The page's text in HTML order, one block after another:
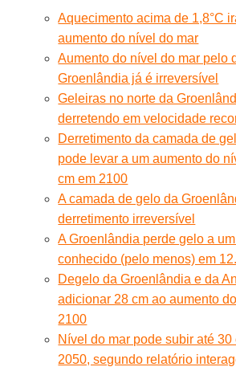
Aquecimento acima de 1,8°C
aumento do nível do mar
Aumento do nível do mar pelo
Groenlândia já é irreversível
Geleiras no norte da
derretendo em velocidade
Derretimento da camada de
pode levar a um aumento do
cm em 2100
A camada de gelo da
derretimento irreversível
A Groenlândia perde gelo a
conhecido (pelo menos) em
Degelo da Groenlândia e da
adicionar 28 cm ao aumento
2100
Nível do mar pode subir até 30
2050, segundo relatório